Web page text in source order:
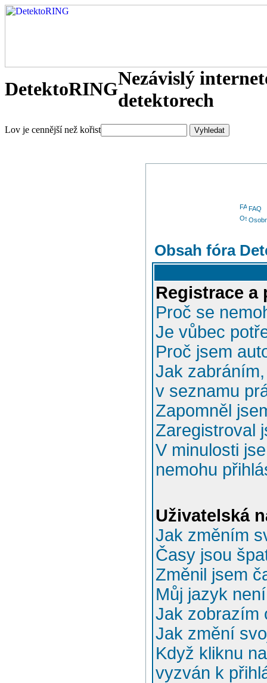
DetektoRINGNezávislý
detektorech
Lov je cennější než kořist
FAQ
Obsah fóra
Registrace a
Proč se
Je vůbec
Proč jsem
Jak
v seznamu
Zapomněl
Zaregistroval
V minulosti
nemohu
Uživatelská
Jak změním
Časy jsou
Změnil jsem
Můj jazyk
Jak zobrazím
Jak změní
Když kliknu
vyzván k